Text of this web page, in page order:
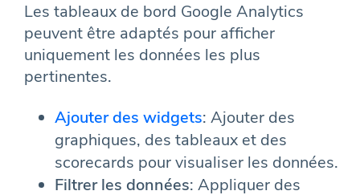
Les tableaux de bord Google Analytics
peuvent être adaptés pour afficher
uniquement les données les plus
pertinentes.
Ajouter des widgets: Ajouter des
graphiques, des tableaux et des
scorecards pour visualiser les données.
Filtrer les données: Appliquer des